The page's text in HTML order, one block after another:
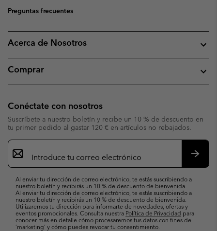
Preguntas frecuentes
Acerca de Nosotros
Comprar
Conéctate con nosotros
Suscríbete a nuestro boletín y recibe un 10 % de descuento en
tu primer pedido al gastar 120 € en artículos no rebajados.
Suscripción
de
correo
Al enviar tu dirección de correo electrónico, te estás suscribiendo a
nuestro boletín y recibirás un 10 % de descuento de bienvenida.
Al enviar tu dirección de correo electrónico, te estás suscribiendo a
nuestro boletín y recibirás un 10 % de descuento de bienvenida.
Utilizaremos tu dirección para informarte de novedades, ofertas y
eventos promocionales. Consulta nuestra Política de Privacidad para
conocer más en detalle cómo procesaremos tus datos con fines de
’marketing’ y cómo puedes revocar tu consentimiento.